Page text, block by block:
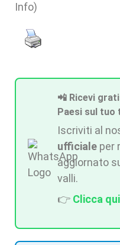
Info)
📲 Ricevi
Paesi sul tuo
Iscriviti al
ufficiale per
aggiornato
valli.
👉 Clicca